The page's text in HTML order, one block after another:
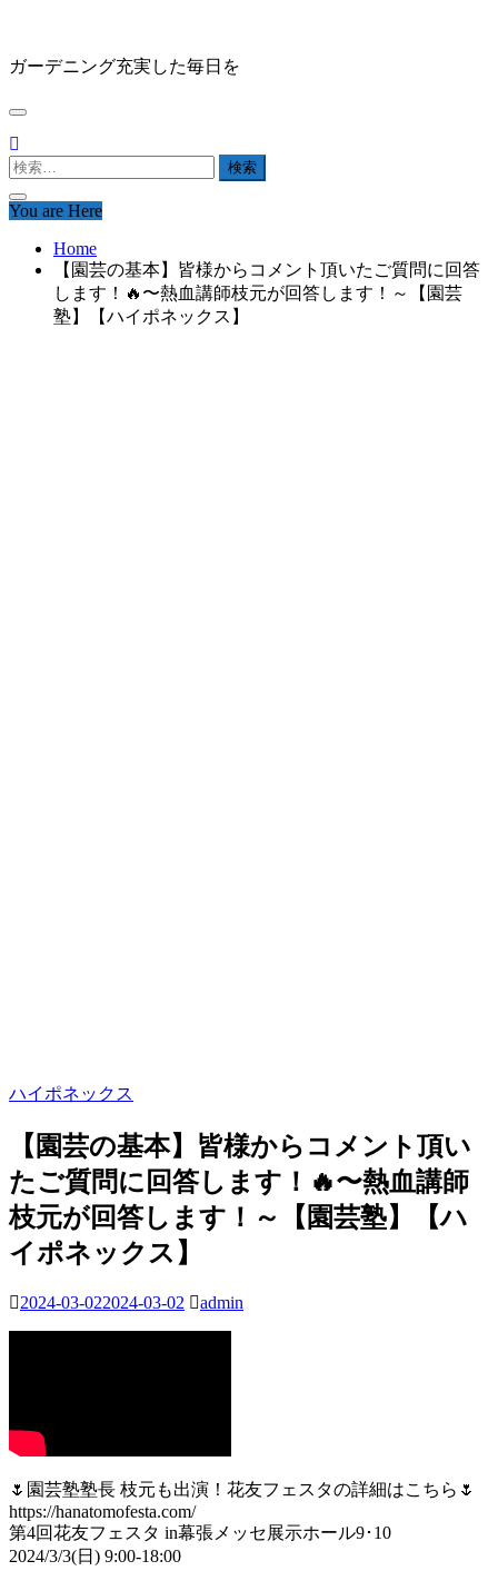
content
ガーデニング充実した毎日を
検
You are Here
Home
【園芸の基本】皆様からコメント頂いたご質問に回答
します！🔥〜熱血講師枝元が回答します！～【園芸
塾】【ハイポネックス】
ハイポネックス
【園芸の基本】皆様からコメント頂い
たご質問に回答します！🔥〜熱血講師
枝元が回答します！～【園芸塾】【ハ
イポネックス】
2024-03-022024-03-02 admin
🌷園芸塾塾長 枝元も出演！花友フェスタの詳細はこちら🌷
https://hanatomofesta.com/
第4回花友フェスタ in幕張メッセ展示ホール9･10
2024/3/3(日) 9:00-18:00